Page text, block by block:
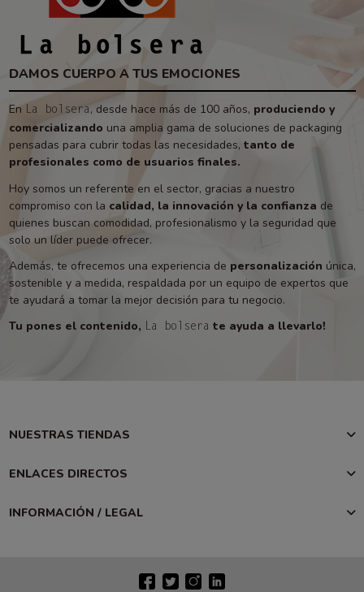
DAMOS CUERPO A TUS EMOCIONES
En La bolsera , desde hace más de 100 años, produciendo y
comercializando una amplia gama de soluciones de packaging
pensadas para cubrir todas las necesidades, tanto de
profesionales como de usuarios finales.
Hoy somos un referente en el sector, gracias a nuestro
compromiso con la calidad, la innovación y la confianza de
quienes buscan comodidad, profesionalismo y la seguridad que
solo un líder puede ofrecer.
Además, te ofrecemos una experiencia de personalización única,
sostenible y a medida, respaldada por un equipo de expertos que
te ayudará a tomar la mejor decisión para tu negocio.
Tu pones el contenido, La bolsera te ayuda a llevarlo!
NUESTRAS TIENDAS
ENLACES DIRECTOS
INFORMACIÓN / LEGAL